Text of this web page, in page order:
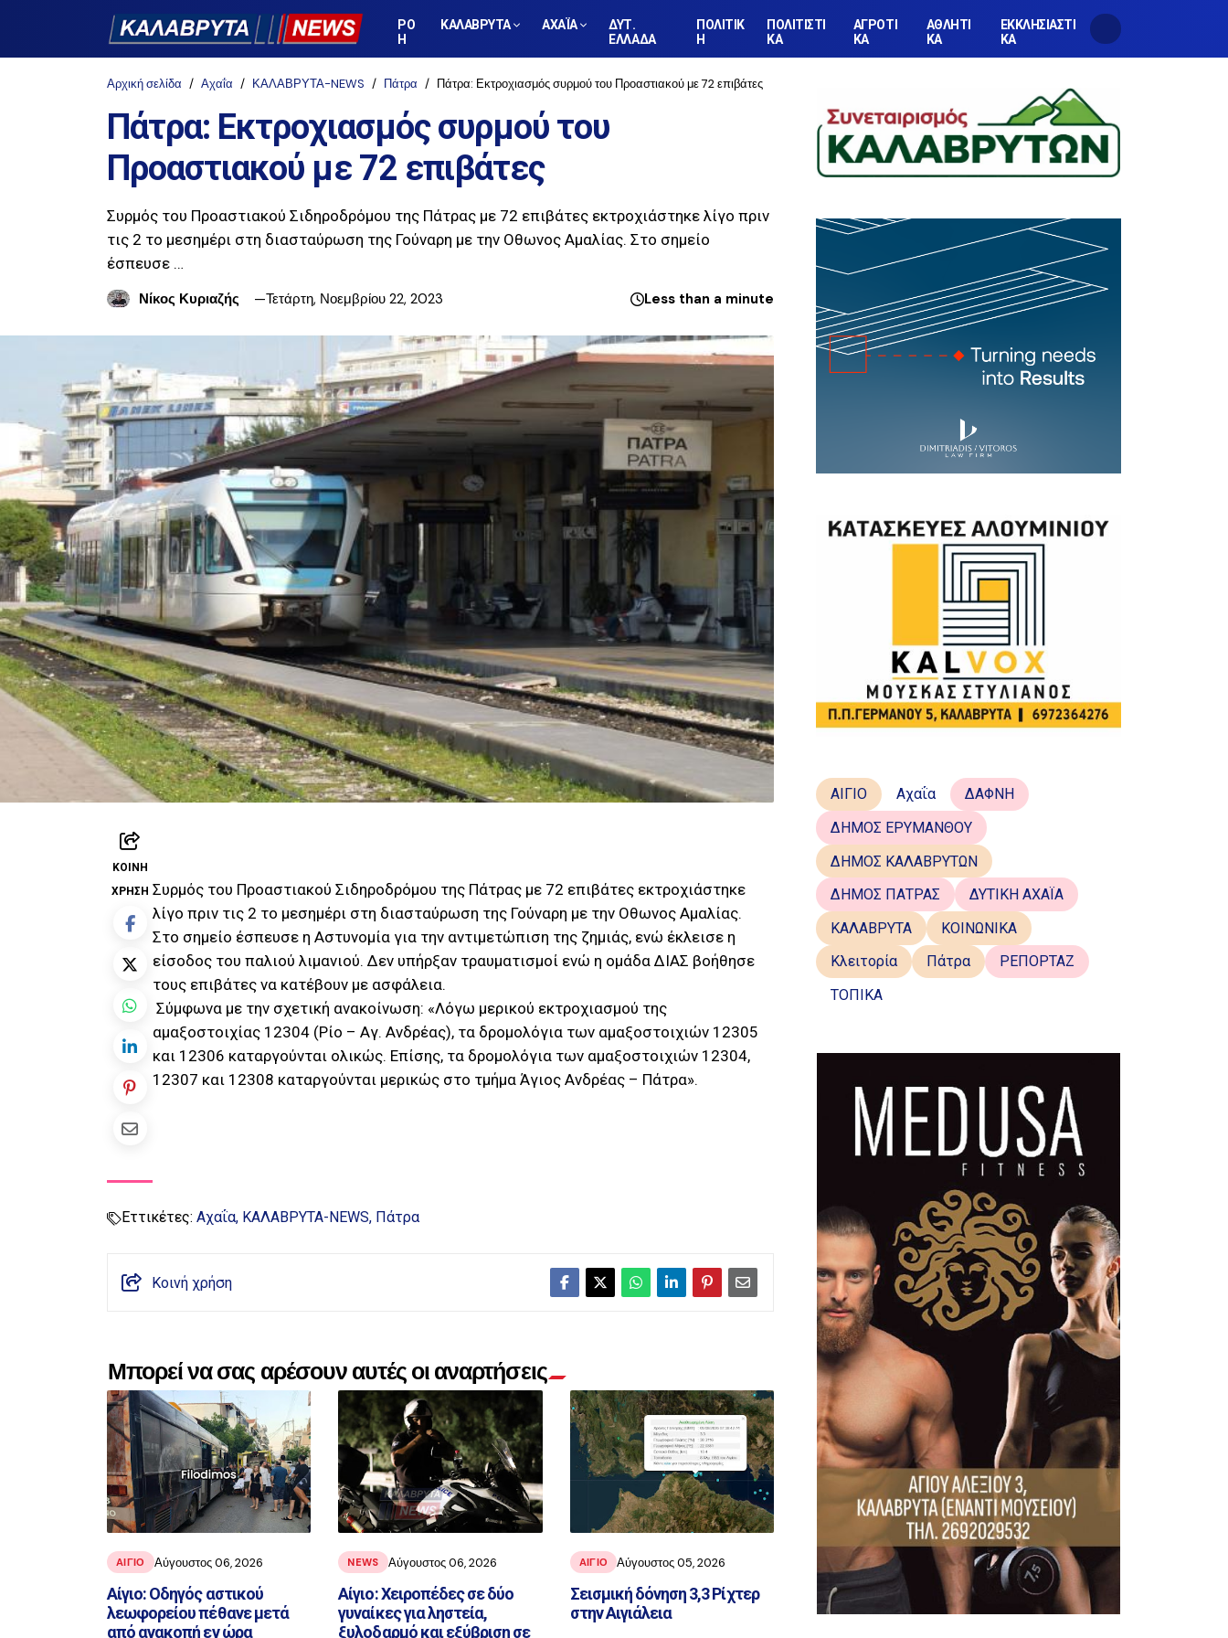
ΡΟ
Η
ΚΑΛΑΒΡΥΤΑ ΑΧΑΪΑ
ΔΥΤ.
ΕΛΛΑΔΑ
ΠΟΛΙΤΙΚ
Η
ΠΟΛΙΤΙΣΤΙ
ΚΑ
ΑΓΡΟΤΙ
ΚΑ
ΑΘΛΗΤΙ
ΚΑ
ΕΚΚΛΗΣΙΑΣΤΙ
ΚΑ
Αρχική σελίδα Αχαΐα ΚΑΛΑΒΡΥΤΑ-NEWS Πάτρα Πάτρα: Εκτροχιασμός συρμού του Προαστιακού με 72 επιβάτες
Πάτρα: Εκτροχιασμός συρμού του
Προαστιακού με 72 επιβάτες
Συρμός του Προαστιακού Σιδηροδρόμου της Πάτρας με 72 επιβάτες εκτροχιάστηκε λίγο πριν
τις 2 το μεσημέρι στη διασταύρωση της Γούναρη με την Οθωνος Αμαλίας. Στο σημείο
έσπευσε …
Νίκος Κυριαζής
Τετάρτη, Νοεμβρίου 22, 2023 Less than a minute
ΚΟΙΝΉ
ΧΡΉΣΗ Συρμός του Προαστιακού Σιδηροδρόμου της Πάτρας με 72 επιβάτες εκτροχιάστηκε
λίγο πριν τις 2 το μεσημέρι στη διασταύρωση της Γούναρη με την Οθωνος Αμαλίας.
Στο σημείο έσπευσε η Αστυνομία για την αντιμετώπιση της ζημιάς, ενώ έκλεισε η
είσοδος του παλιού λιμανιού. Δεν υπήρξαν τραυματισμοί ενώ η ομάδα ΔΙΑΣ βοήθησε
τους επιβάτες να κατέβουν με ασφάλεια.
Σύμφωνα με την σχετική ανακοίνωση: «Λόγω μερικού εκτροχιασμού της
αμαξοστοιχίας 12304 (Ρίο – Αγ. Ανδρέας), τα δρομολόγια των αμαξοστοιχιών 12305
και 12306 καταργούνται ολικώς. Επίσης, τα δρομολόγια των αμαξοστοιχιών 12304,
12307 και 12308 καταργούνται μερικώς στο τμήμα Άγιος Ανδρέας – Πάτρα».
Εττικέτες: Αχαΐα ΚΑΛΑΒΡΥΤΑ-NEWS Πάτρα
Κοινή χρήση
Μπορεί να σας αρέσουν αυτές οι αναρτήσεις
ΑΙΓΙΟ Αύγουστος 06, 2026
Αίγιο: Οδηγός αστικού
λεωφορείου πέθανε μετά
από ανακοπή εν ώρα
NEWS Αύγουστος 06, 2026
Αίγιο: Χειροπέδες σε δύο
γυναίκες για ληστεία,
ξυλοδαρμό και εξύβριση σε
ΑΙΓΙΟ Αύγουστος 05, 2026
Σεισμική δόνηση 3,3 Ρίχτερ
στην Αιγιάλεια
ΑΙΓΙΟ Αχαΐα
ΔΑΦΝΗ
ΔΗΜΟΣ ΕΡΥΜΑΝΘΟΥ
ΔΗΜΟΣ ΚΑΛΑΒΡΥΤΩΝ
ΔΗΜΟΣ ΠΑΤΡΑΣ
ΔΥΤΙΚΗ ΑΧΑΪΑ
ΚΑΛΑΒΡΥΤΑ
ΚΟΙΝΩΝΙΚΑ
Κλειτορία
Πάτρα
ΡΕΠΟΡΤΑΖ
ΤΟΠΙΚΑ